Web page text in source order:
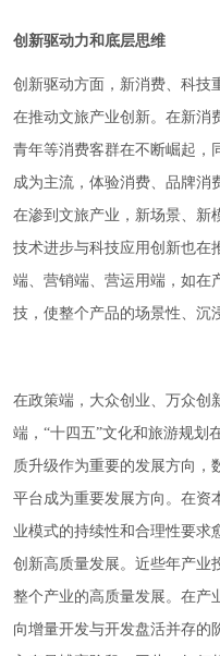
创新驱动力和底层思维
创新驱动方面，新消费、科技
在推动文旅产业创新。在新消
青年等消费客群在不断崛起，
成为主流，体验消费、品牌消
在渗到文旅产业，新场景、新
技术进步与科技应用创新也在
端、营销端、营运用端，如在
技，使整个产品的场景性、沉
在政策端，大众创业、万众创
端，“十四五”文化和旅游规划
质升级作为重要的发展方向，
平台成为重要发展方向。在资
业模式的持续性和合理性要求
创新高质量发展。近些年产业
整个产业的高质量发展。在产
向增量开发与开发盘活并存的